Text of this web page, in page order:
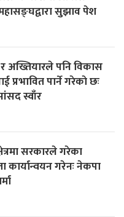
सुझाव पेश
अख्तियारले पनि विकास
प्रभावित पार्ने गरेकाे छः
स्वाँर
सरकारले गरेका
कार्यान्वयन गरेनः नेकपा